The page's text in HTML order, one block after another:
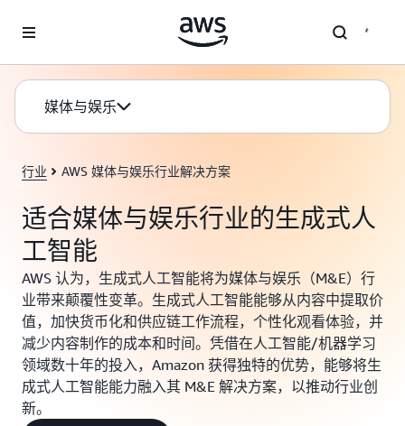
媒体与娱乐
行业 AWS 媒体与娱乐行业解决方案
适合媒体与娱乐行业的生成式人
工智能
AWS 认为，生成式人工智能将为媒体与娱乐（M&E）行
业带来颠覆性变革。生成式人工智能能够从内容中提取价
值，加快货币化和供应链工作流程，个性化观看体验，并
减少内容制作的成本和时间。凭借在人工智能/机器学习
领域数十年的投入，Amazon 获得独特的优势，能够将生
成式人工智能能力融入其 M&E 解决方案，以推动行业创
新。